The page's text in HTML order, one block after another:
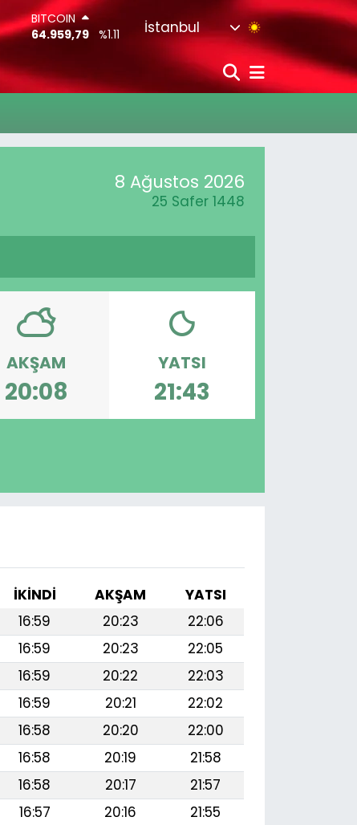
BITCOIN
64.959,79
%1.11
47,7436
EURO
55,2510
%0.32
64,4811
%0.38
G.ALTIN
İstanbul
8 Ağustos 2026
25 Safer 1448
AKŞAM
20:08
YATSI
21:43
İKINDI AKŞAM
YATSI
16:59 20:23
22:06
16:59 20:23
22:05
16:59 20:22
22:03
16:59 20:21
22:02
16:58 20:20
22:00
16:58 20:19
21:58
16:58 20:17
21:57
16:57 20:16
21:55